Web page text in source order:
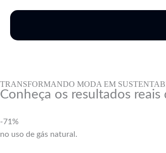
para
TRANSFORMANDO MODA EM
Conheça os resultados
-71%
no uso de gás natural.